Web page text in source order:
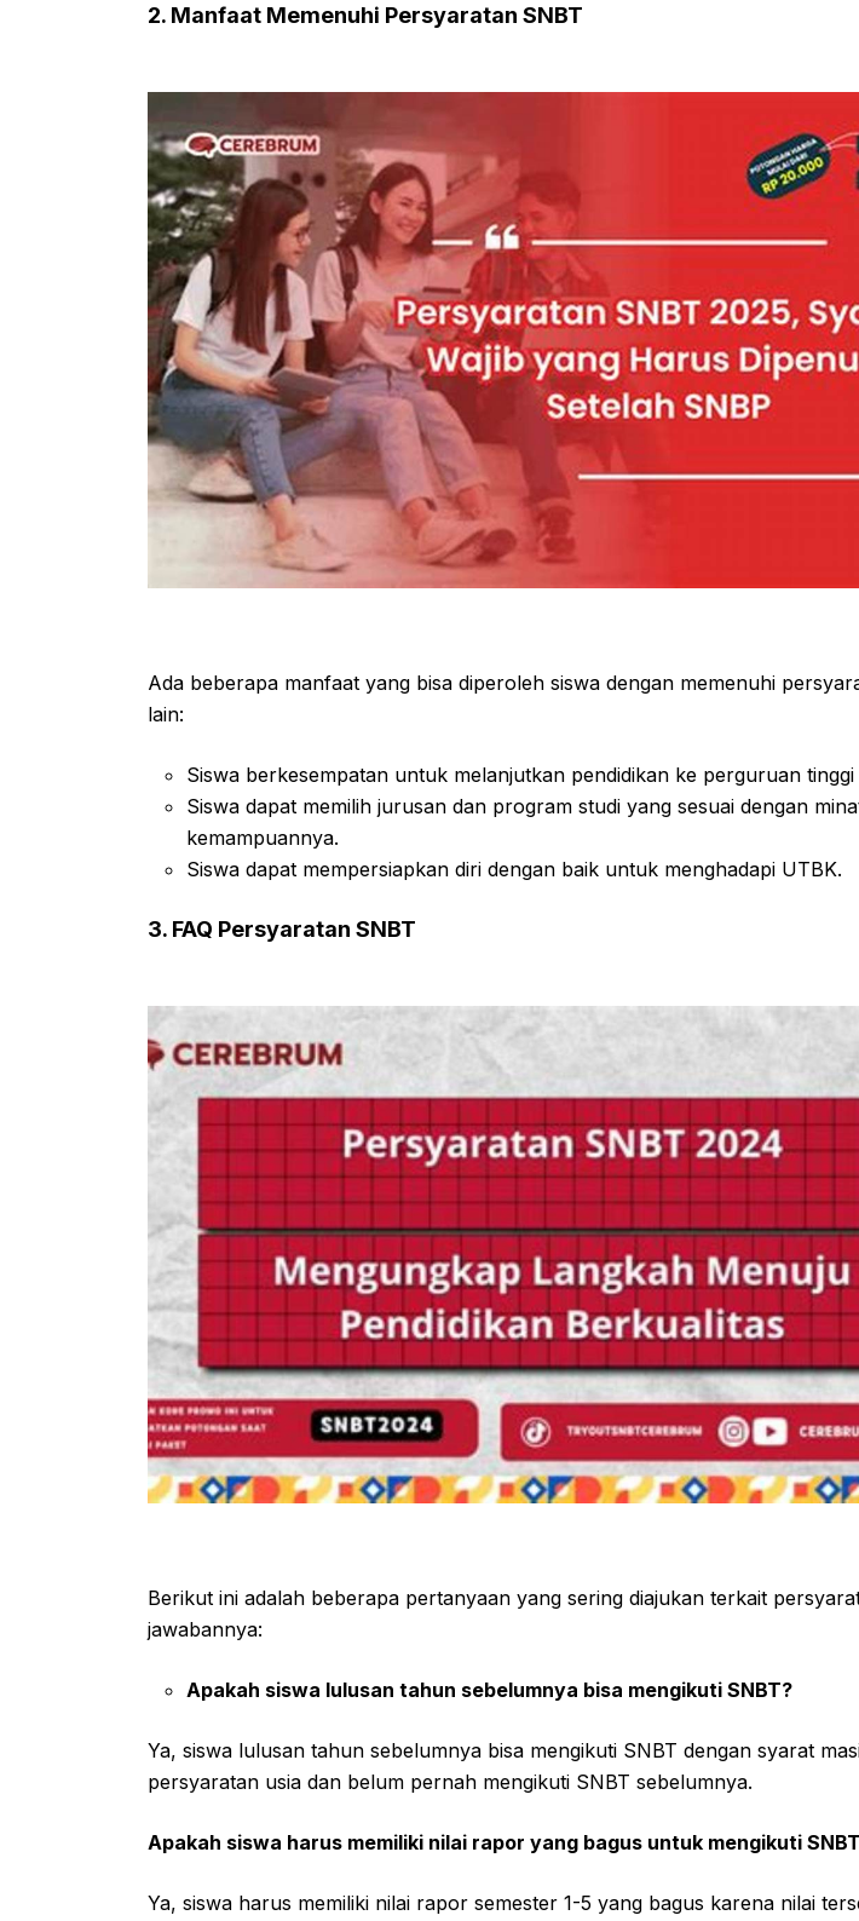
2. Manfaat Memenuhi Persyaratan SNBT
Ada beberapa manfaat yang bisa diperoleh siswa dengan memenuhi
lain:
Siswa berkesempatan untuk melanjutkan pendidikan ke perguruan tinggi
Siswa dapat memilih jurusan dan program studi yang sesuai dengan
kemampuannya.
Siswa dapat mempersiapkan diri dengan baik untuk menghadapi UTBK.
3. FAQ Persyaratan SNBT
Berikut ini adalah beberapa pertanyaan yang sering diajukan terkait
jawabannya:
Apakah siswa lulusan tahun sebelumnya bisa mengikuti SNBT?
Ya, siswa lulusan tahun sebelumnya bisa mengikuti SNBT dengan syarat
persyaratan usia dan belum pernah mengikuti SNBT sebelumnya.
Apakah siswa harus memiliki nilai rapor yang bagus untuk mengikuti
Ya, siswa harus memiliki nilai rapor semester 1-5 yang bagus karena nilai